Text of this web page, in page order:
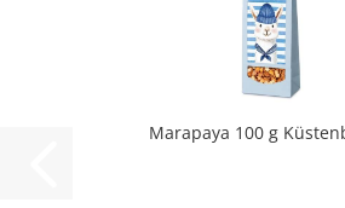
Marapaya 100 g